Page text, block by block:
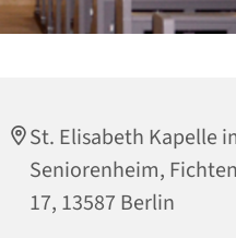
St. Elisabeth Kapelle
Seniorenheim,
17, 13587 Berlin